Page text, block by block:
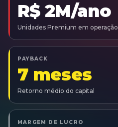
R$ 2M/ano
Unidades Premium em operação
PAYBACK
7 meses
Retorno médio do capital
MARGEM DE LUCRO